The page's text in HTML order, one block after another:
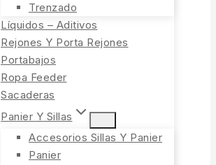
Trenzado
Líquidos – Aditivos
Rejones Y Porta Rejones
Portabajos
Ropa Feeder
Sacaderas
Panier Y Sillas
Accesorios Sillas Y Panier
Panier